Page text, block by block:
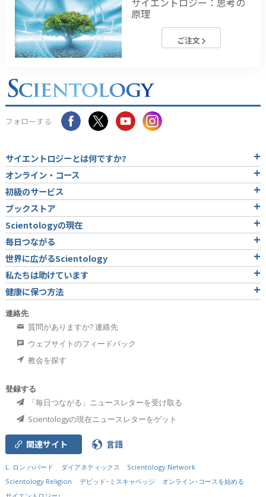
原理
ご注文
フォローする
サイエントロジーとは何ですか?
オンライン・コース
初級のサービス
ブックストア
Scientologyの現在
毎日つながる
世界に広がるScientology
私たちは助けています
健康に保つ方法
連絡先
質問がありますか? 連絡先
ウェブサイトのフィードバック
教会を探す
登録する
「毎日つながる」ニュースレターを受け取る
Scientologyの現在ニュースレターをゲット
関連サイト 言語
L. ロン ハバード ダイアネティックス
Scientology Network
Scientology Religion
デビッド･ミスキャベッジ
オンライン･コースを始める